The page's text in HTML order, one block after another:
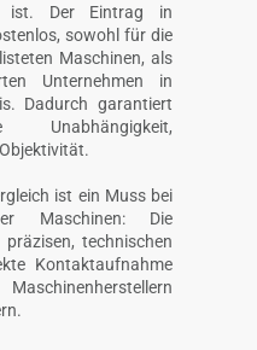
ist. Der Eintrag in
sowohl für die
Maschinen, als
Unternehmen in
Dadurch garantiert
Unabhängigkeit,
ist ein Muss bei
Maschinen: Die
technischen
Kontaktaufnahme